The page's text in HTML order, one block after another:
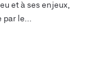
et à ses enjeux,
par le